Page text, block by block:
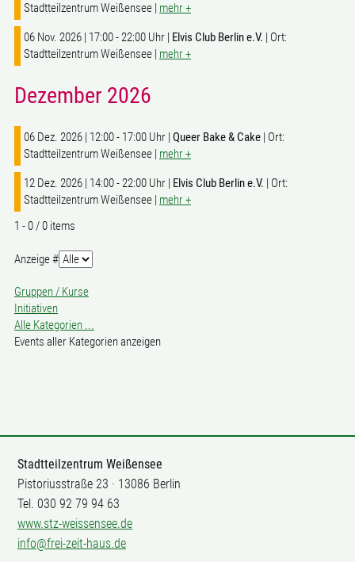
Stadtteilzentrum Weißensee | mehr +
06 Nov. 2026 | 17:00 - 22:00 Uhr | Elvis Club Berlin e.V. | Ort:
Stadtteilzentrum Weißensee | mehr +
Dezember 2026
06 Dez. 2026 | 12:00 - 17:00 Uhr | Queer Bake & Cake | Ort:
Stadtteilzentrum Weißensee | mehr +
12 Dez. 2026 | 14:00 - 22:00 Uhr | Elvis Club Berlin e.V. | Ort:
Stadtteilzentrum Weißensee | mehr +
Limite
Paginierungsliste
1 - 0 / 0 items
Anzeige #
Gruppen / Kurse
Initiativen
Alle Kategorien ...
Events aller Kategorien anzeigen
Stadtteilzentrum Weißensee
Pistoriusstraße 23 · 13086 Berlin
Tel. 030 92 79 94 63
www.stz-weissensee.de
info@frei-zeit-haus.de